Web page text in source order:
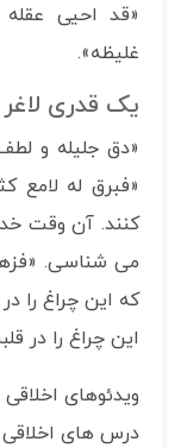
«قد احیی
غلیظه».
یک قدری
«دق جلیله و
«فبرق له لامع
کنند. آن وقت
می شناسی.
که این چراغ را
این چراغ را در
ویدئوهای
درس های اخلاقی